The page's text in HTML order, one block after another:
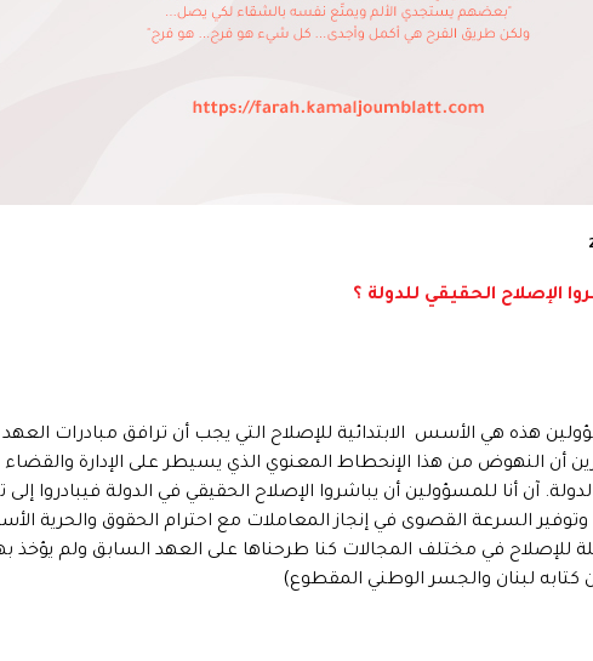
الإصلاح الحقيقي للدولة ؟
هذه هي الأسس الابتدائية للإصلاح التي يجب أن ترافق مبادرات العهد
أن النهوض من هذا الإنحطاط المعنوي الذي يسيطر على الإدارة والقضاء
آن أنا للمسؤولين أن يباشروا الإصلاح الحقيقي في الدولة فيبادروا
السرعة القصوى في إنجاز المعاملات مع احترام الحقوق والحرية